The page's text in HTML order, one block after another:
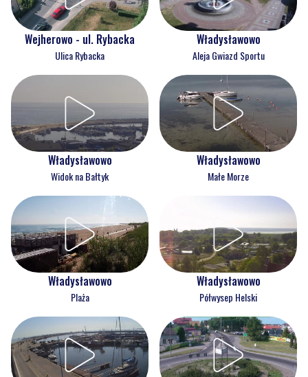
Wejherowo - ul. Rybacka
Ulica Rybacka
Władysławowo
Aleja Gwiazd Sportu
Władysławowo
Widok na Bałtyk
Władysławowo
Małe Morze
Władysławowo
Plaża
Władysławowo
Półwysep Helski